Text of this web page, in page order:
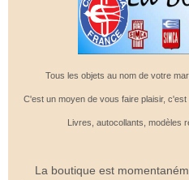
Tous les objets au nom de votre
C'est un moyen de vous faire plaisir,
Livres, autocollants, modèles
La boutique est